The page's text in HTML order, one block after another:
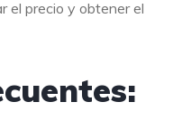
el precio y obtener el